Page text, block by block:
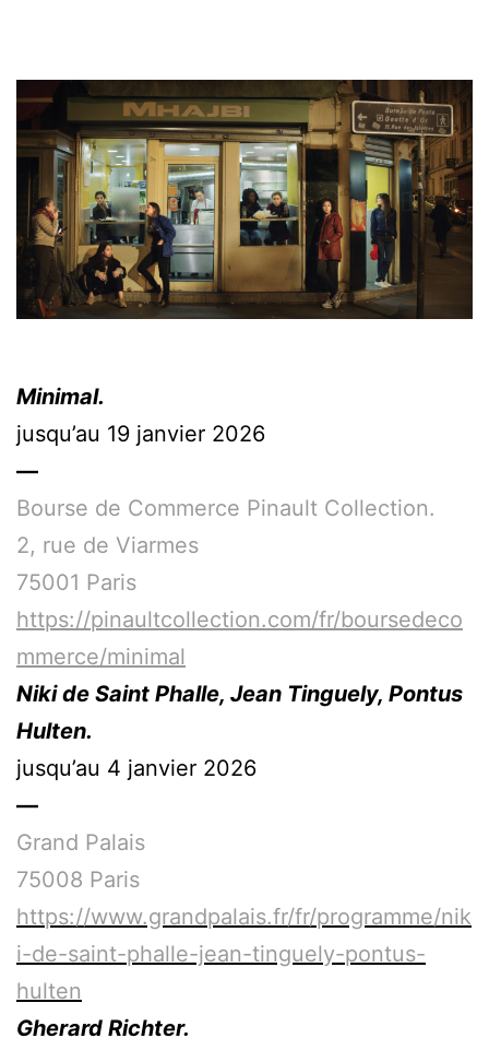
Minimal.
jusqu’au 19 janvier 2026
—
Bourse de Commerce Pinault Collection.
2, rue de Viarmes
75001 Paris
https://pinaultcollection.com/fr/boursedeco
mmerce/minimal
Niki de Saint Phalle, Jean Tinguely, Pontus
Hulten.
jusqu’au 4 janvier 2026
—
Grand Palais
75008 Paris
https://www.grandpalais.fr/fr/programme/nik
i-de-saint-phalle-jean-tinguely-pontus-
hulten
Gherard Richter.